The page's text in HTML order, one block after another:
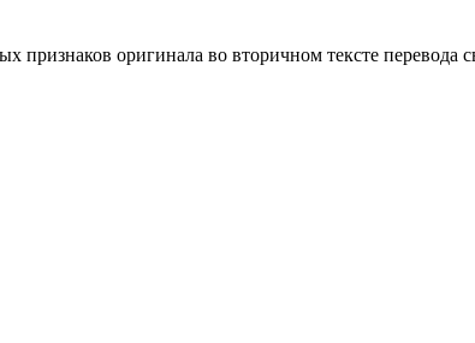
признаков оригинала во вторичном тексте перевода